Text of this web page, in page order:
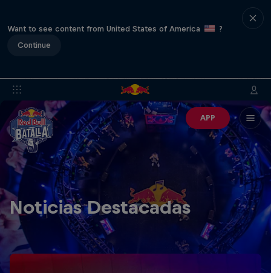
Want to see content from United States of America
?
Continue
APP
Noticias Destacadas